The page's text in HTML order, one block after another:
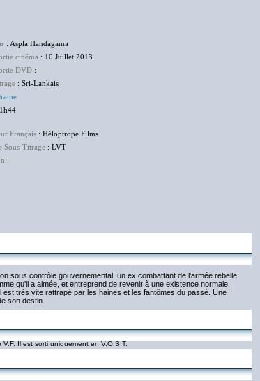
: Aspla Handagama
cinéma : 10 Juillet 2013
DVD :
: Sri-Lankais
Français : Héloptrope Films
Sous-Titrage : LVT
:
sous contrôle gouvernemental, un ex combattant de l'armée rebelle
qu'il a aimée, et entreprend de revenir à une existence normale.
très vite rattrapé par les haines et les fantômes du passé. Une
son destin.
Il est sorti uniquement en V.O.S.T.